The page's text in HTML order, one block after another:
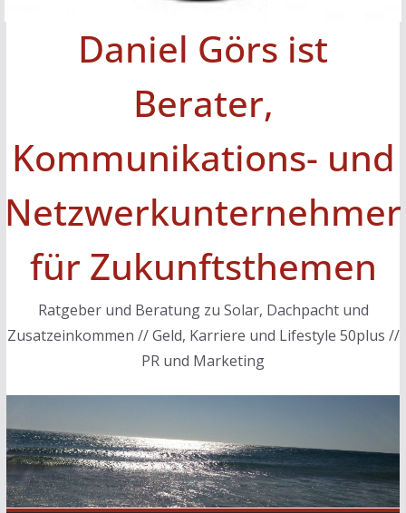
Daniel Görs ist
Berater,
Kommunikations- und
Netzwerkunternehmer
für Zukunftsthemen
Ratgeber und Beratung zu Solar, Dachpacht und
Zusatzeinkommen // Geld, Karriere und Lifestyle 50plus //
PR und Marketing